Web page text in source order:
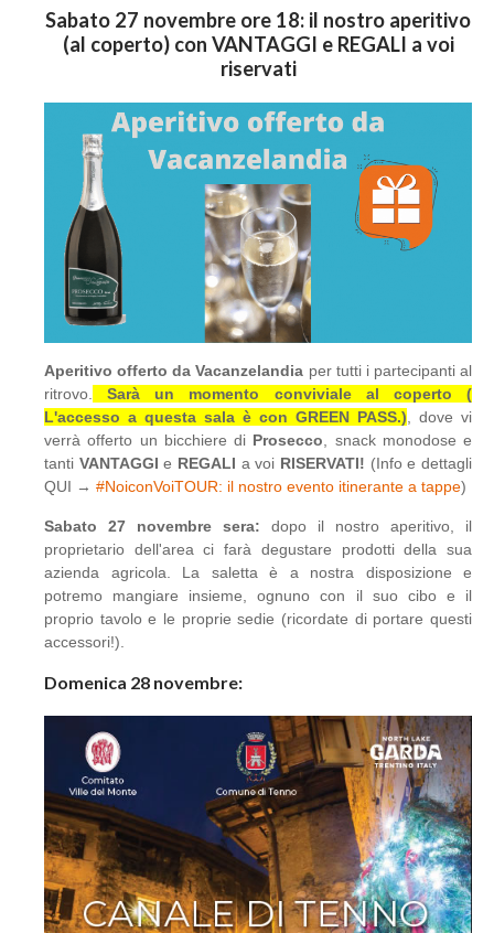
Sabato 27 novembre ore 18: il nostro aperitivo
(al coperto) con VANTAGGI e REGALI a voi
riservati
Aperitivo offerto da Vacanzelandia per tutti i partecipanti al
ritrovo.
Sarà un momento conviviale al coperto (
L'accesso a questa sala è con GREEN PASS.), dove vi
verrà offerto un bicchiere di Prosecco, snack monodose e
tanti VANTAGGI e REGALI a voi RISERVATI! (Info e dettagli
QUI → #NoiconVoiTOUR: il nostro evento itinerante a tappe)
Sabato 27 novembre sera: dopo il nostro aperitivo, il
proprietario dell'area ci farà degustare prodotti della sua
azienda agricola. La saletta è a nostra disposizione e
potremo mangiare insieme, ognuno con il suo cibo e il
proprio tavolo e le proprie sedie (ricordate di portare questi
accessori!).
Domenica 28 novembre: